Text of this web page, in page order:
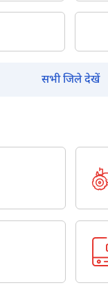
सभी जिले देखें